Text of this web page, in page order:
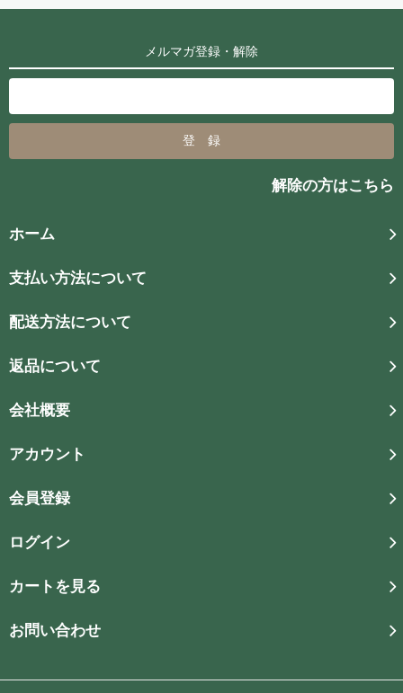
メルマガ登録・解除
解除の方はこちら
ホーム
支払い方法について
配送方法について
返品について
会社概要
アカウント
会員登録
ログイン
カートを見る
お問い合わせ